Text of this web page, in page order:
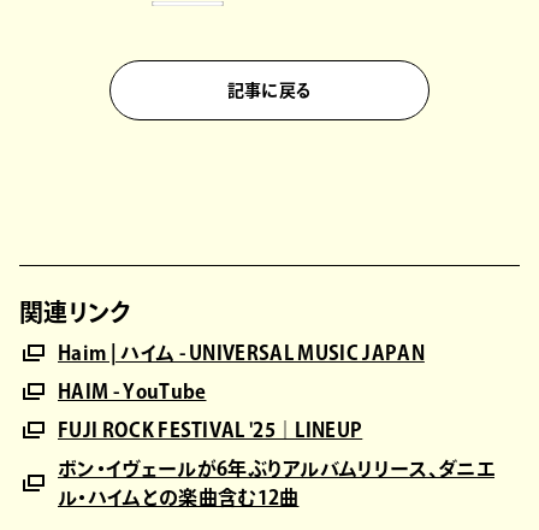
記事に戻る
関連リンク
Haim | ハイム - UNIVERSAL MUSIC JAPAN
HAIM - YouTube
FUJI ROCK FESTIVAL '25｜LINEUP
ボン・イヴェールが6年ぶりアルバムリリース、ダニエ
ル・ハイムとの楽曲含む12曲